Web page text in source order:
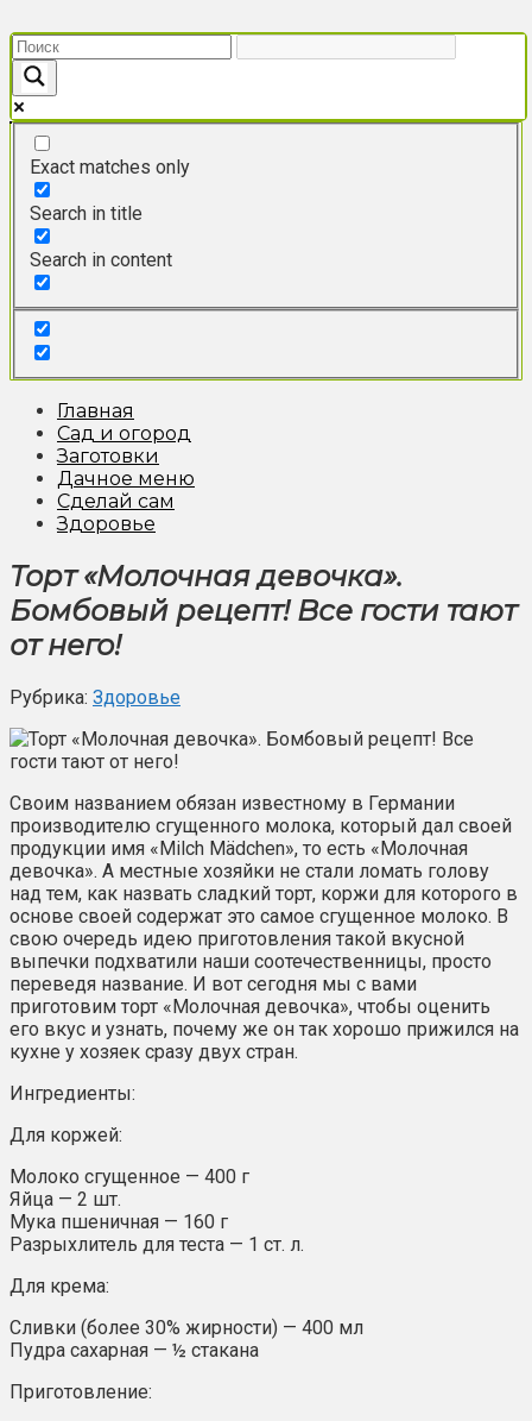
к
контенту
Exact matches only
Search in title
Search in content
Главная
Сад и огород
Заготовки
Дачное меню
Сделай сам
Здоровье
Торт «Молочная девочка».
Бомбовый рецепт! Все гости тают
от него!
Рубрика: Здоровье
Своим названием обязан известному в Германии
производителю сгущенного молока, который дал своей
продукции имя «Milch Mädchen», то есть «Молочная
девочка». А местные хозяйки не стали ломать голову
над тем, как назвать сладкий торт, коржи для которого в
основе своей содержат это самое сгущенное молоко. В
свою очередь идею приготовления такой вкусной
выпечки подхватили наши соотечественницы, просто
переведя название. И вот сегодня мы с вами
приготовим торт «Молочная девочка», чтобы оценить
его вкус и узнать, почему же он так хорошо прижился на
кухне у хозяек сразу двух стран.
Ингредиенты:
Для коржей:
Молоко сгущенное — 400 г
Яйца — 2 шт.
Мука пшеничная — 160 г
Разрыхлитель для теста — 1 ст. л.
Для крема:
Сливки (более 30% жирности) — 400 мл
Пудра сахарная — ½ стакана
Приготовление: